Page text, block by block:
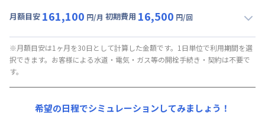
初期費用
光熱費他 : 24,000円/月 (800円/日) (税抜)
その他費用 :
管理費: 6,000円/月 (200円/日)
初期費用
月額目安 161,100 円/月 初期費用 16,500 円/回
月額賃料目安(30日利用)
賃料 : 117,000円/月 (3,900円/日) (税抜)
光熱費他 :
その他費用 :
※月額目安は1ヶ月を30日として計算した金額です。1日単位で利用期間を選
択できます。お客様による水道・電気・ガス等の開栓手続き・契約は不要で
す。
希望の日程でシミュレーションしてみましょう！